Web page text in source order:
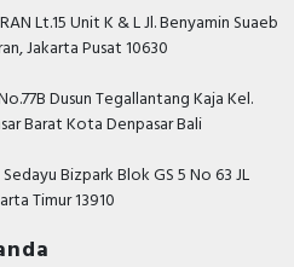
Trafindo, Esitas, BOSS,
Howig, Onesto,
menghubungi tim sales
klikdisini. Selamat
Lt.15 Unit K & L Jl. Benyamin Suaeb
Jakarta Pusat 10630
Dusun Tegallantang Kaja Kel.
Barat Kota Denpasar Bali
Bizpark Blok GS 5 No 63 JL
Timur 13910